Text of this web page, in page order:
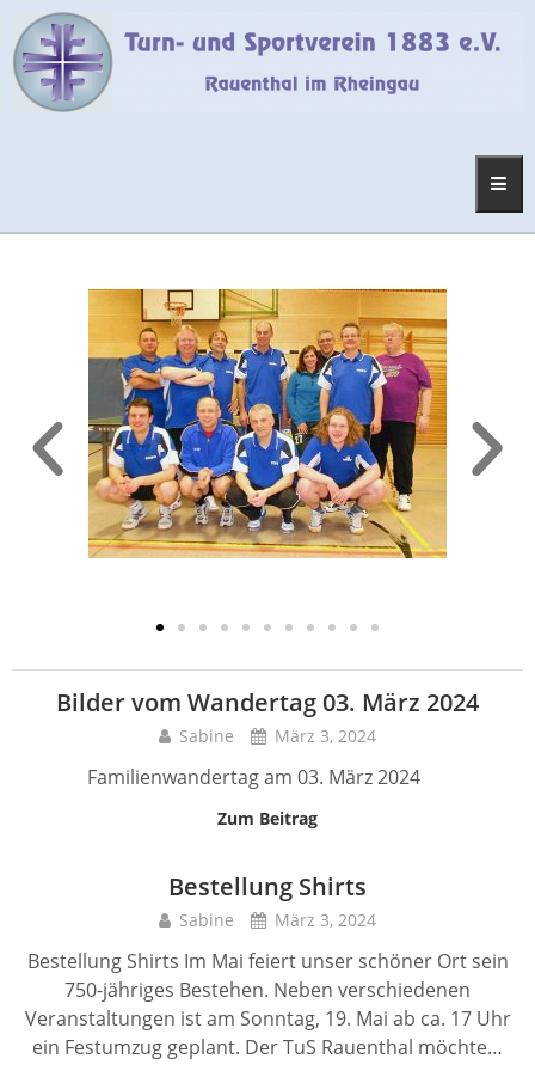
Bilder vom Wandertag 03. März 2024
Sabine März 3, 2024
Familienwandertag am 03. März 2024
Zum Beitrag
Bestellung Shirts
Sabine März 3, 2024
Bestellung Shirts Im Mai feiert unser schöner Ort sein
750-jähriges Bestehen. Neben verschiedenen
Veranstaltungen ist am Sonntag, 19. Mai ab ca. 17 Uhr
ein Festumzug geplant. Der TuS Rauenthal möchte…